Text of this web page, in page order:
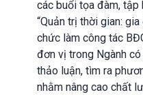
các buổi tọa đàm, tập
“Quản trị thời gian:
chức làm công tác
đơn vị trong Ngành
thảo luận, tìm ra
nhằm nâng cao chất